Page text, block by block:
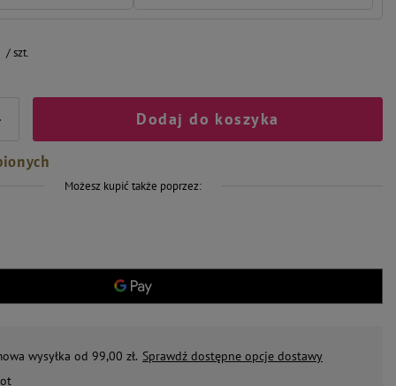
/szt.
Dodaj do koszyka
Możesz kupić także poprzez:
wysyłka od 99,00 zł. Sprawdź dostępne opcje dostawy